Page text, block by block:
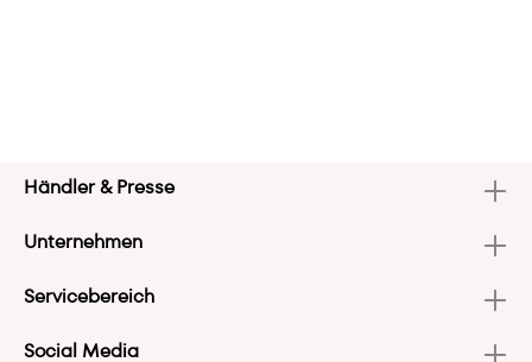
Händler & Presse
Unternehmen
Servicebereich
Social Media